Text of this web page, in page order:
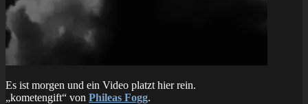
Es ist morgen und ein Video platzt hier rein.
„kometengift“ von Phileas Fogg.